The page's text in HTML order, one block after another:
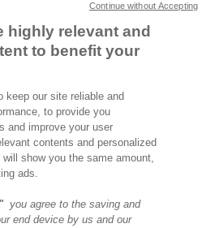
pour vos déplacements ? Pas
? Pas de problème non plus :
elle est protégée des chocs et
plus peur.
highly relevant and
to benefit your
keep our site reliable and
to provide you
and improve your user
contents and personalized
show you the same amount,
ads.
you agree to the saving and
end device by us and our
Continue without Accepting